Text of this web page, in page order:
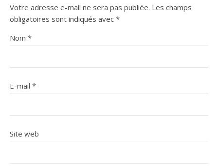
Votre adresse e-mail ne sera pas publiée. Les champs
obligatoires sont indiqués avec *
Nom *
E-mail *
Site web